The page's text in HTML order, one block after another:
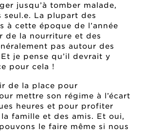
jusqu’à tomber malade,
seul.e. La plupart des
à cette époque de l’année
de la nourriture et des
pas autour des
je pense qu’il devrait y
pour cela !
de la place pour
mettre son régime à l’écart
heures et pour profiter
famille et des amis. Et oui,
le faire même si nous